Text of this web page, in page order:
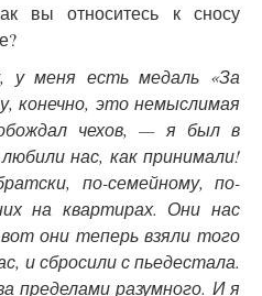
вы относитесь к сносу
у меня есть медаль «За
конечно, это немыслимая
чехов, — я был в
нас, как принимали!
по-семейному, по-
на квартирах. Они нас
они теперь взяли того
и сбросили с пьедестала.
пределами разумного. И я